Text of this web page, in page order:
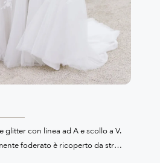
glitter con linea ad A e scollo a V.
foderato è ricoperto da strati